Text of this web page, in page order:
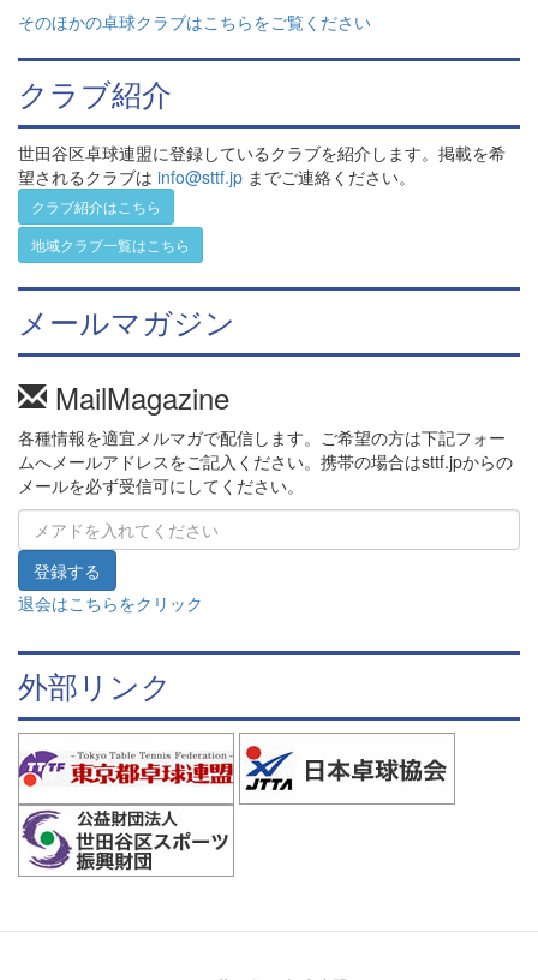
そのほかの卓球クラブはこちらをご覧ください
クラブ紹介
世田谷区卓球連盟に登録しているクラブを紹介します。掲載を希
望されるクラブは info@sttf.jp までご連絡ください。
クラブ紹介はこちら
地域クラブ一覧はこちら
メールマガジン
MailMagazine
各種情報を適宜メルマガで配信します。ご希望の方は下記フォー
ムへメールアドレスをご記入ください。携帯の場合はsttf.jpからの
メールを必ず受信可にしてください。
退会はこちらをクリック
外部リンク